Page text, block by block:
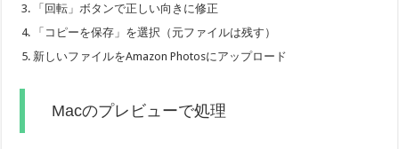
「回転」ボタンで正しい向きに修正
「コピーを保存」を選択（元ファイルは残す）
新しいファイルをAmazon Photosにアップロード
Macのプレビューで処理